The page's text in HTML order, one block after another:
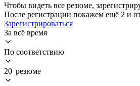
Чтобы видеть все резюме,
После регистрации покажем ещё 2 и
Зарегистрироваться
За всё время
По соответствию
20 резюме